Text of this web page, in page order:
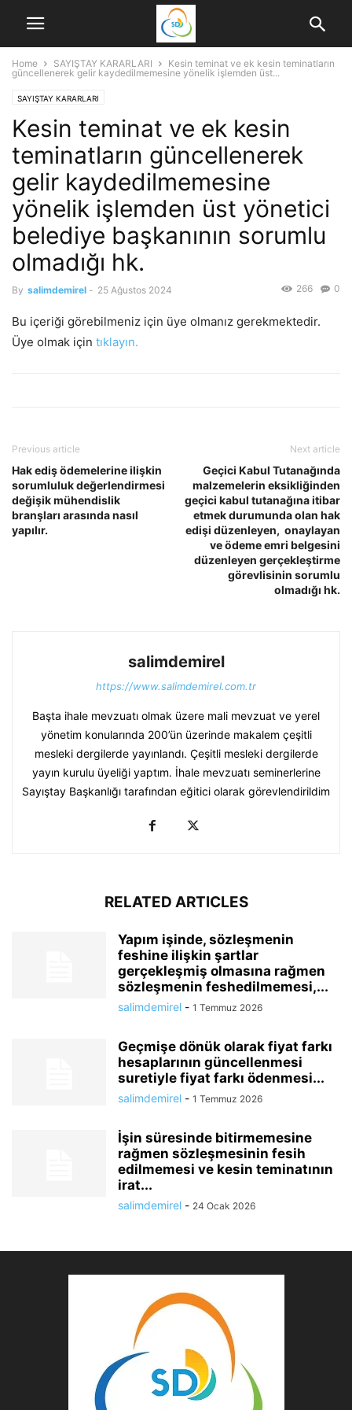
Home SAYIŞTAY KARARLARI
Kesin teminat ve ek kesin teminatların
güncellenerek gelir kaydedilmemesine yönelik işlemden üst...
SAYIŞTAY KARARLARI
Kesin teminat ve ek kesin
teminatların güncellenerek
gelir kaydedilmemesine
yönelik işlemden üst yönetici
belediye başkanının sorumlu
olmadığı hk.
By salimdemirel - 25 Ağustos 2024 0
266
Bu içeriği görebilmeniz için üye olmanız gerekmektedir.
Üye olmak için tıklayın.
Previous article
Hak ediş ödemelerine ilişkin
sorumluluk değerlendirmesi
değişik mühendislik
branşları arasında nasıl
yapılır.
Next article
Geçici Kabul Tutanağında
malzemelerin eksikliğinden
geçici kabul tutanağına itibar
etmek durumunda olan hak
edişi düzenleyen, onaylayan
ve ödeme emri belgesini
düzenleyen gerçekleştirme
görevlisinin sorumlu
olmadığı hk.
salimdemirel
https://www.salimdemirel.com.tr
Başta ihale mevzuatı olmak üzere mali mevzuat ve yerel
yönetim konularında 200’ün üzerinde makalem çeşitli
mesleki dergilerde yayınlandı. Çeşitli mesleki dergilerde
yayın kurulu üyeliği yaptım. İhale mevzuatı seminerlerine
Sayıştay Başkanlığı tarafından eğitici olarak görevlendirildim
RELATED ARTICLES
Yapım işinde, sözleşmenin
feshine ilişkin şartlar
gerçekleşmiş olmasına rağmen
sözleşmenin feshedilmemesi,...
salimdemirel - 1 Temmuz 2026
Geçmişe dönük olarak fiyat farkı
hesaplarının güncellenmesi
suretiyle fiyat farkı ödenmesi...
salimdemirel - 1 Temmuz 2026
İşin süresinde bitirmemesine
rağmen sözleşmesinin fesih
edilmemesi ve kesin teminatının
irat...
salimdemirel - 24 Ocak 2026